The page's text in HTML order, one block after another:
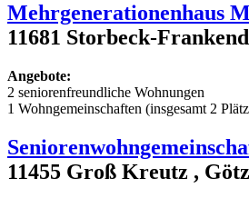
Mehrgenerationenhaus
11681 Storbeck-
Angebote:
2 seniorenfreundliche Wohnungen
1 Wohngemeinschaften (insgesamt 2
11455 Groß Kreutz ,